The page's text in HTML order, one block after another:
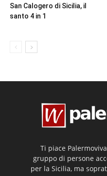
San Calogero di Sicilia, il
santo 4 in 1
Ti piace
gruppo di persone
per la Sicilia, ma